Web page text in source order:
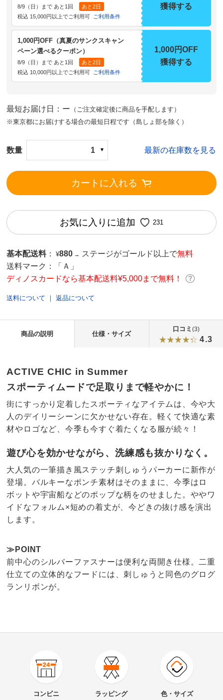
8/9（日）まで あと1回
あと2日
税込 15,000円以上でご利用可
ご利用条件
獲得する
1,000円OFF（真夏のサンクスキャン
ペーン選べるクーポン）
8/9（日）まで あと1回
あと2日
税込 10,000円以上でご利用可
ご利用条件
1,000円OFF
獲得する
最短お届け日：ー （ご注文確定後に商品を手配します）
※東京都にお届けする場合の最短日程です（島しょ部を除く）
数量 1 最新の在庫数を見る
カートに入れる
お気に入りに追加 231
基本配送料 ： ¥880 → ステージがゴールド以上で無料
送料マーク：
「Ａ」
ディノスカードなら基本配送料¥5,000まで無料！
送料について ｜返品について
商品の説明 仕様・サイズ
口コミ (3)
4.3
ACTIVE CHIC in Summer
スポーティムードで足取りまで軽やかに！
街にすっかり定着したスポーティなアイテムは、今や大
人のデイリーシーンに欠かせない存在。軽くて快適な素
材やロゴなど、今季も今すぐ着たくなる服が続々！
遊び心を効かせながら、洗練感も抜かりなく。
大人気の一筆描き風ステッチ刺しゅうパーカーに新作が
登場。バルキーなポンチ素材はそのままに、今季はロ
ボットや宇宙船などのポップな柄をのせました。ややワ
イドなフォルム×短めの着丈が、今どきの抜け感を演出
します。
≫POINT
前中心のシルバーファスナーは便利な両開き仕様。二重
仕立ての立体的なフードには、刺しゅうと同色のグログ
ランリボンが。
商品番号 900-1778-01
★★★★★
★★★★★
★★
コンビニ
ラッピング
色・サイズ